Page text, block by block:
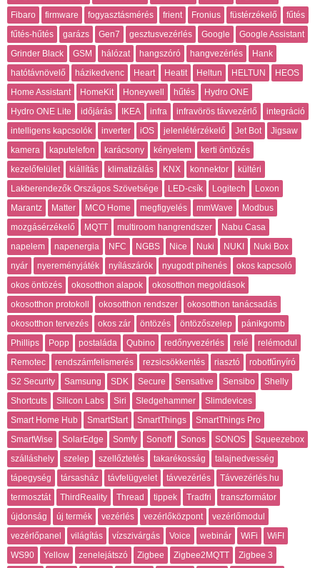
Fibaro
firmware fogyasztásmérés frient Fronius füstérzékelő
fűtés
fűtés-hűtés
garázs Gen7 gesztusvezérlés Google
Google Assistant
Grinder Black
GSM hálózat hangszóró hangvezérlés
Hank
hatótávnövelő
házikedvenc Heart Heatit Heltun HELTUN
HEOS
Home Assistant
HomeKit Honeywell hűtés
Hydro ONE
Hydro ONE Lite
időjárás IKEA infra infravörös távvezérlő
integráció
intelligens kapcsolók
inverter iOS jelenlétérzékelő Jet Bot
Jigsaw
kamera
kaputelefon karácsony kényelem
kerti öntözés
kezelőfelület
kiállítás klimatizálás KNX konnektor
kültéri
Lakberendezők Országos Szövetsége
LED-csík Logitech
Loxon
Marantz
Matter MCO Home megfigyelés mmWave
Modbus
mozgásérzékelő
MQTT multiroom hangrendszer
Nabu Casa
napelem
napenergia NFC NGBS Nice Nuki NUKI
Nuki Box
nyár
nyereményjáték nyílászárók nyugodt pihenés
okos kapcsoló
okos öntözés
okosotthon alapok
okosotthon megoldások
okosotthon protokoll
okosotthon rendszer
okosotthon tanácsadás
okosotthon tervezés
okos zár öntözés öntözőszelep
pánikgomb
Phillips
Popp postaláda Qubino redőnyvezérlés relé
relémodul
Remotec
rendszámfelismerés rezsicsökkentés riasztó
robotfűnyíró
S2 Security
Samsung SDK Secure Sensative Sensibo
Shelly
Shortcuts
Silicon Labs Siri Sledgehammer
Slimdevices
Smart Home Hub
SmartStart SmartThings
SmartThings Pro
SmartWise
SolarEdge Somfy Sonoff Sonos SONOS
Squeezebox
szálláshely
szelep szellőztetés takarékosság
talajnedvesség
tápegység
társasház távfelügyelet távvezérlés
Távvezérlés.hu
termosztát
ThirdReality Thread tippek Tradfri
transzformátor
újdonság
új termék vezérlés vezérlőközpont
vezérlőmodul
vezérlőpanel
világítás vízszivárgás Voice webinár WiFi
WiFI
WS90
Yellow zenelejátszó Zigbee Zigbee2MQTT
Zigbee 3